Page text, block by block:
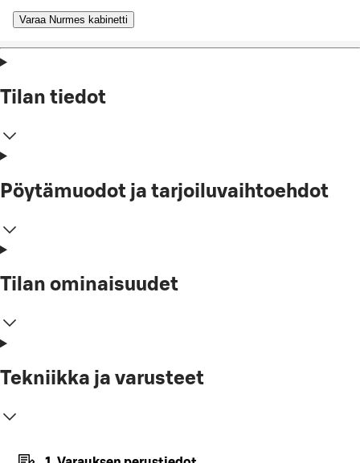
Varaa Nurmes kabinetti
Tilan tiedot
Pöytämuodot ja tarjoiluvaihtoehdot
Tilan ominaisuudet
Tekniikka ja varusteet